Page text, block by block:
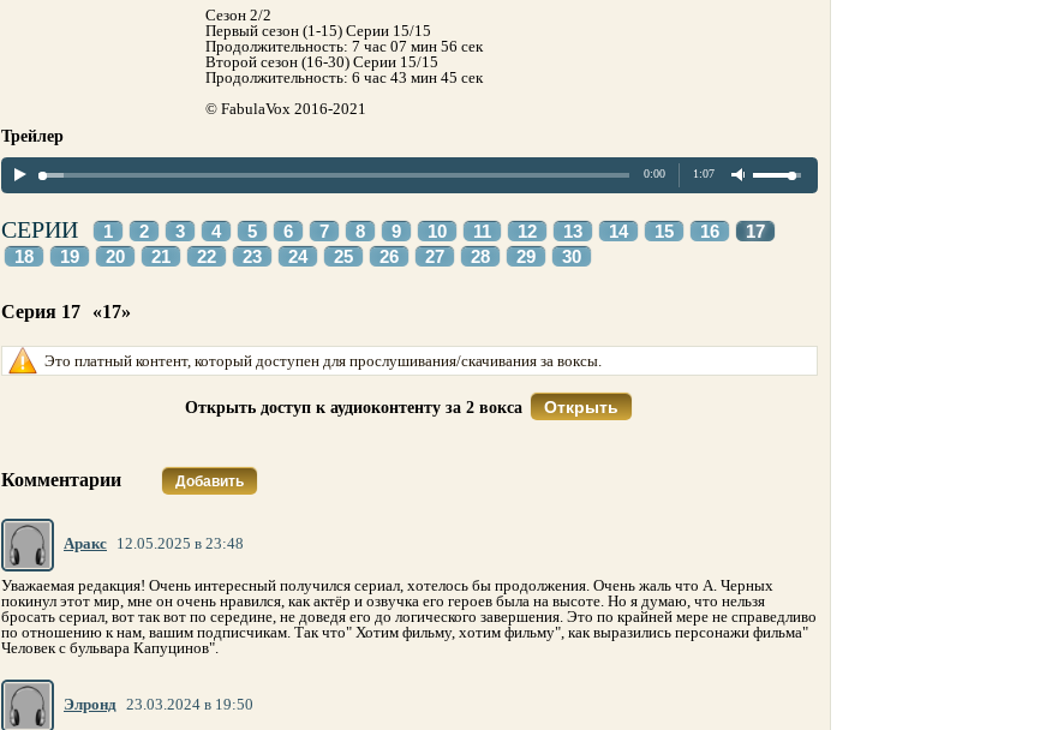
Сезон 2/2
Первый сезон (1-15) Серии 15/15
Продолжительность: 7 час 07 мин 56 сек
Второй сезон (16-30) Серии 15/15
Продолжительность: 6 час 43 мин 45 сек
© FabulaVox 2016-2021
Трейлер
0:00 1:07
СЕРИИ 1 2 3 4 5 6 7 8 9 10 11 12 13 14 15 16
17
18
19 20 21 22 23 24 25 26 27 28 29 30
Серия 17 «17»
Это платный контент, который доступен для прослушивания/скачивания за воксы.
Открыть доступ к аудиоконтенту за 2 вокса Открыть
Комментарии Добавить
Аракс 12.05.2025 в 23:48
Уважаемая редакция! Очень интересный получился сериал, хотелось бы продолжения. Очень жаль что А. Черных
покинул этот мир, мне он очень нравился, как актёр и озвучка его героев была на высоте. Но я думаю, что нельзя
бросать сериал, вот так вот по середине, не доведя его до логического завершения. Это по крайней мере не справедливо
по отношению к нам, вашим подписчикам. Так что" Хотим фильму, хотим фильму", как выразились персонажи фильма"
Человек с бульвара Капуцинов".
Элронд 23.03.2024 в 19:50